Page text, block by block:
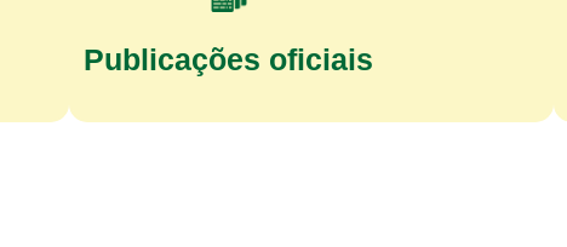
Publicações oficiais